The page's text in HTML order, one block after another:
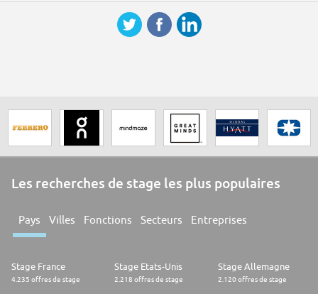
Les recherches de stage les plus populaires
Pays Villes Fonctions Secteurs Entreprises
Stage France
4.235 offres de stage
Stage Etats-Unis
2.218 offres de stage
Stage Allemagne
2.120 offres de stage